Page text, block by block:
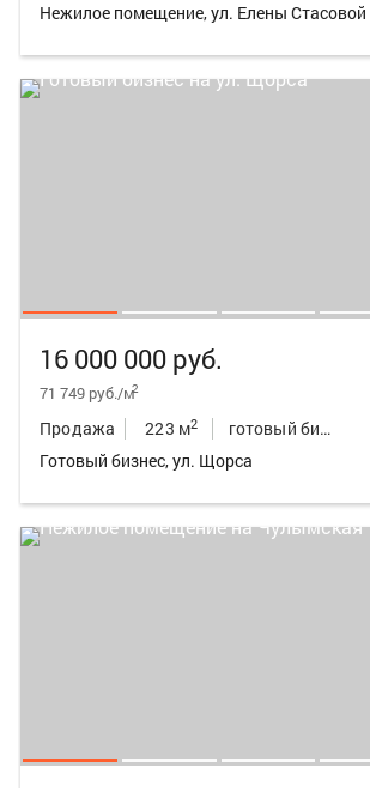
Нежилое помещение, ул. Елены Стасовой
16 000 000 руб.
71 749 руб./м2
Продажа 223 м2
готовый бизнес
Готовый бизнес, ул. Щорса